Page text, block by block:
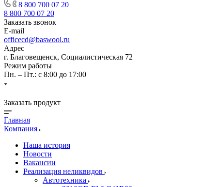
8 800 700 07 20
8 800 700 07 20
Заказать звонок
E-mail
officecd@baswool.ru
Адрес
г. Благовещенск, Социалистическая 72
Режим работы
Пн. – Пт.: с 8:00 до 17:00
Заказать продукт
Главная
Компания
Наша история
Новости
Вакансии
Реализация неликвидов
Автотехника